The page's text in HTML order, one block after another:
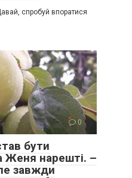
спробуй впоратися
0
бути
Женя нарешті. –
завжди